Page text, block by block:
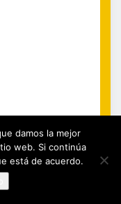
damos la mejor
web. Si continúa
está de acuerdo.